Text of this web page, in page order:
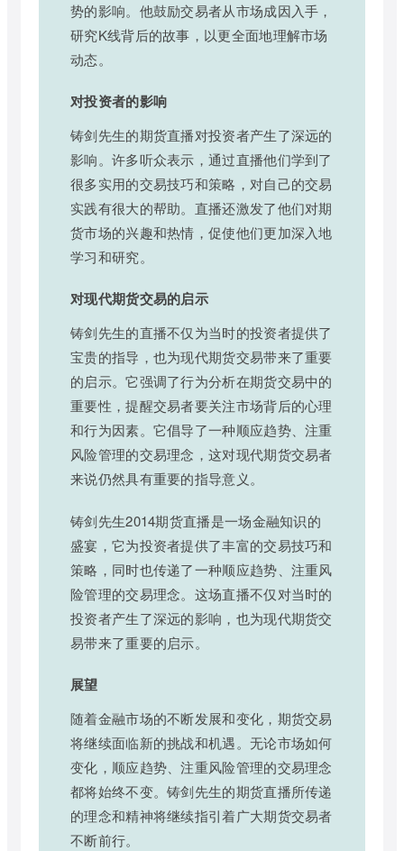
势的影响。他鼓励交易者从市场成因入手，
研究K线背后的故事，以更全面地理解市场
动态。
对投资者的影响
铸剑先生的期货直播对投资者产生了深远的
影响。许多听众表示，通过直播他们学到了
很多实用的交易技巧和策略，对自己的交易
实践有很大的帮助。直播还激发了他们对期
货市场的兴趣和热情，促使他们更加深入地
学习和研究。
对现代期货交易的启示
铸剑先生的直播不仅为当时的投资者提供了
宝贵的指导，也为现代期货交易带来了重要
的启示。它强调了行为分析在期货交易中的
重要性，提醒交易者要关注市场背后的心理
和行为因素。它倡导了一种顺应趋势、注重
风险管理的交易理念，这对现代期货交易者
来说仍然具有重要的指导意义。
铸剑先生2014期货直播是一场金融知识的
盛宴，它为投资者提供了丰富的交易技巧和
策略，同时也传递了一种顺应趋势、注重风
险管理的交易理念。这场直播不仅对当时的
投资者产生了深远的影响，也为现代期货交
易带来了重要的启示。
展望
随着金融市场的不断发展和变化，期货交易
将继续面临新的挑战和机遇。无论市场如何
变化，顺应趋势、注重风险管理的交易理念
都将始终不变。铸剑先生的期货直播所传递
的理念和精神将继续指引着广大期货交易者
不断前行。